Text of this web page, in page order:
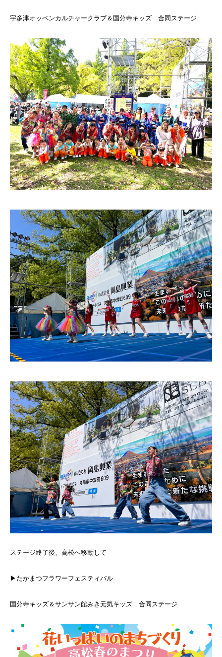
宇多津オッペンカルチャークラブ＆国分寺キッズ 合同ステージ
ステージ終了後、高松へ移動して
▶︎たかまつフラワーフェスティバル
国分寺キッズ＆サンサン館みき元気キッズ 合同ステージ